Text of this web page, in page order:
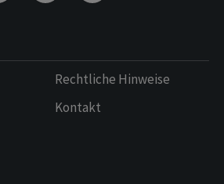
Rechtliche Hinweise
Kontakt